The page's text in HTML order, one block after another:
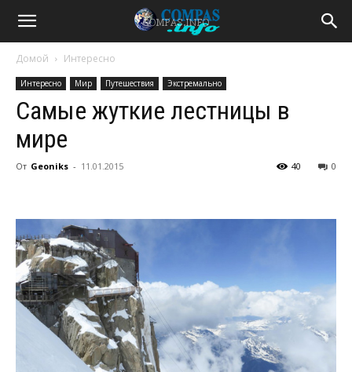
Домой Интересно
Интересно Мир Путешествия Экстремально
Самые жуткие лестницы в
мире
От Geoniks - 11.01.2015 0
40